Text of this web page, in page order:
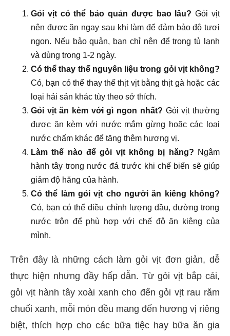
Gỏi vịt có thể bảo quản được bao lâu? Gỏi vịt
nên được ăn ngay sau khi làm để đảm bảo độ tươi
ngon. Nếu bảo quản, bạn chỉ nên để trong tủ lạnh
và dùng trong 1-2 ngày.
Có thể thay thế nguyên liệu trong gỏi vịt không?
Có, bạn có thể thay thế thịt vịt bằng thịt gà hoặc các
loại hải sản khác tùy theo sở thích.
Gỏi vịt ăn kèm với gì ngon nhất? Gỏi vịt thường
được ăn kèm với nước mắm gừng hoặc các loại
nước chấm khác để tăng thêm hương vị.
Làm thế nào để gỏi vịt không bị hăng? Ngâm
hành tây trong nước đá trước khi chế biến sẽ giúp
giảm độ hăng của hành.
Có thể làm gỏi vịt cho người ăn kiêng không?
Có, bạn có thể điều chỉnh lượng dầu, đường trong
nước trộn để phù hợp với chế độ ăn kiêng của
mình.
Trên đây là những cách làm gỏi vịt đơn giản, dễ
thực hiện nhưng đầy hấp dẫn. Từ gỏi vịt bắp cải,
gỏi vịt hành tây xoài xanh cho đến gỏi vịt rau răm
chuối xanh, mỗi món đều mang đến hương vị riêng
biệt, thích hợp cho các bữa tiệc hay bữa ăn gia